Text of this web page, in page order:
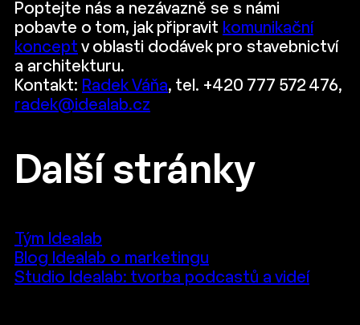
Poptejte nás a nezávazně se s námi
pobavte o tom, jak připravit komunikační
koncept v oblasti dodávek pro stavebnictví
a architekturu.
Kontakt: Radek Váňa, tel. +420 777 572 476,
radek@idealab.cz
Další stránky
Tým Idealab
Blog Idealab o marketingu
Studio Idealab: tvorba podcastů a videí